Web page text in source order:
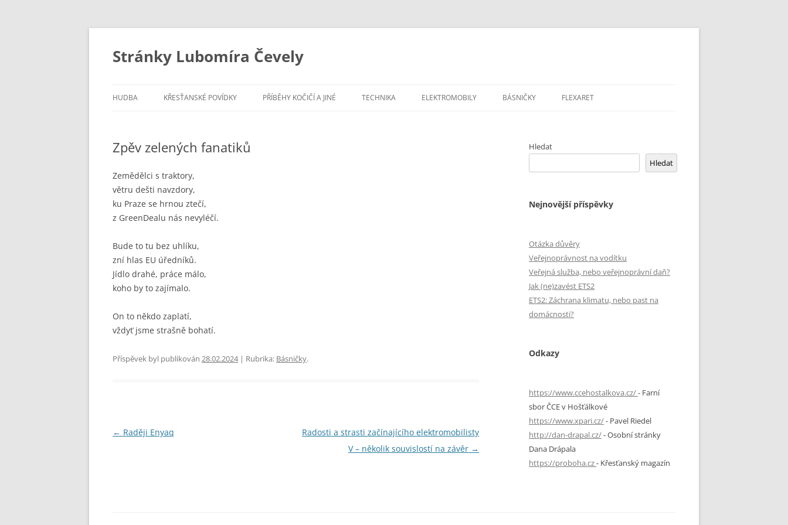
Stránky Lubomíra Čevely
k
HUDBA KŘESŤANSKÉ POVÍDKY PŘÍBĚHY KOČIČÍ A JINÉ TECHNIKA ELEKTROMOBILY BÁSNIČKY FLEXARET
Zpěv zelených fanatiků
Zemědělci s traktory,
větru dešti navzdory,
ku Praze se hrnou ztečí,
z GreenDealu nás nevyléčí.
Bude to tu bez uhlíku,
zní hlas EU úředníků.
Jídlo drahé, práce málo,
koho by to zajímalo.
On to někdo zaplatí,
vždyť jsme strašně bohatí.
Příspěvek byl publikován 28.02.2024| Rubrika: Básničky.
Navigace
← Raději Enyaq
Radosti a strasti začínajícího elektromobilisty
V – několik souvislostí na závěr →
Hledat
Hledat
Nejnovější příspěvky
Otázka důvěry
Veřejnoprávnost na vodítku
Veřejná služba, nebo veřejnoprávní daň?
Jak (ne)zavést ETS2
ETS2: Záchrana klimatu, nebo past na
domácnosti?
Odkazy
https://www.ccehostalkova.cz/- Farní
sbor ČCE v Hošťálkové
https://www.xpari.cz/- Pavel Riedel
http://dan-drapal.cz/- Osobní stránky
Dana Drápala
https://proboha.cz- Křesťanský magazín